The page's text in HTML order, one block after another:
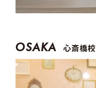
OSAKA 心斎橋校